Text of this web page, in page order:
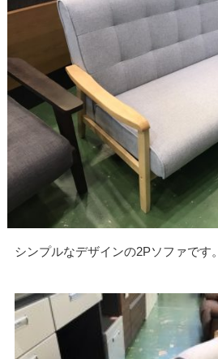
シンプルなデザインの2Pソファです。